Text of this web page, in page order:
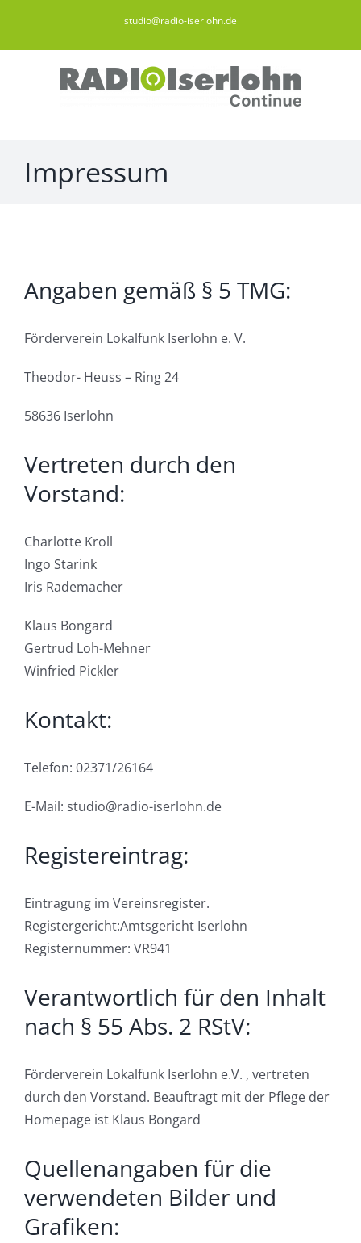
springen
studio@radio-iserlohn.de
Impressum
Angaben gemäß § 5 TMG:
Förderverein Lokalfunk Iserlohn e. V.
Theodor- Heuss – Ring 24
58636 Iserlohn
Vertreten durch den
Vorstand:
Charlotte Kroll
Ingo Starink
Iris Rademacher
Klaus Bongard
Gertrud Loh-Mehner
Winfried Pickler
Kontakt:
Telefon: 02371/26164
E-Mail: studio@radio-iserlohn.de
Registereintrag:
Eintragung im Vereinsregister.
Registergericht:Amtsgericht Iserlohn
Registernummer: VR941
Verantwortlich für den Inhalt
nach § 55 Abs. 2 RStV:
Förderverein Lokalfunk Iserlohn e.V. , vertreten
durch den Vorstand. Beauftragt mit der Pflege der
Homepage ist Klaus Bongard
Quellenangaben für die
verwendeten Bilder und
Grafiken: